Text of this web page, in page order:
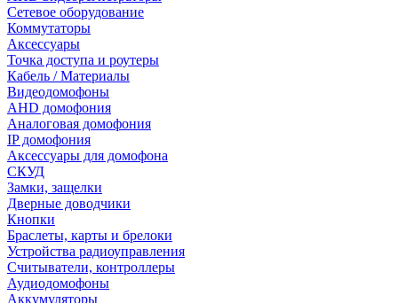
Сетевое оборудование
Коммутаторы
Аксессуары
Точка доступа и роутеры
Кабель / Материалы
Видеодомофоны
AHD домофония
Аналоговая домофония
IP домофония
Аксессуары для домофона
СКУД
Замки, защелки
Дверные доводчики
Кнопки
Браслеты, карты и брелоки
Устройства радиоуправления
Считыватели, контроллеры
Аудиодомофоны
Аккумуляторы